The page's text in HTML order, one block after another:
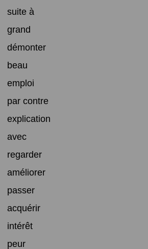
suite à
grand
démonter
beau
emploi
par contre
explication
avec
regarder
améliorer
passer
acquérir
intérêt
peur